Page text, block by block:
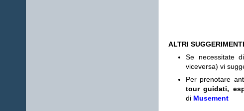
ALTRI
Se necessitate
viceversa) vi
Per prenotare
tour guidati,
di Musement